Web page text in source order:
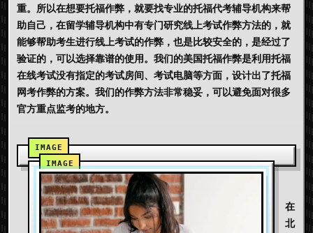
重。所以在想要托福作弊，就要找专业的托福代考辅导机构来帮
助自己，在留学辅导机构中有专门研究线上考试作弊方法的，就
能够帮助考生进行线上考试的作弊，也是比较安全的，是经过了
验证的，可以选择靠谱的使用。我们的美国托福作弊是利用托福
在线考试没有指定的考试房间、考试电脑等方面，设计出了托福
网考作弊的方案。我们的作弊方法非常稳妥，可以避免面对很多
官方重点监考的地方。
在
北